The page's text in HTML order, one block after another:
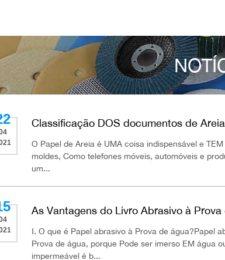
Classificação DOS documentos de Areia
O Papel de Areia é UMA coisa indispensável e
moldes, Como telefones móveis, automóveis e
um...
As Vantagens do Livro Abrasivo à Prova
Ⅰ. O que é Papel abrasivo à Prova de água?Papel
Prova de água, porque Pode ser imerso EM água
impermeável é b...